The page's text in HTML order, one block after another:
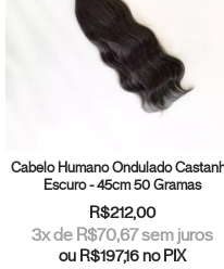
Cabelo Humano Ondulado
Escuro - 45cm 50 Gramas
R$212,00
3x de R$70,67sem juros
ou R$197,16no PIX